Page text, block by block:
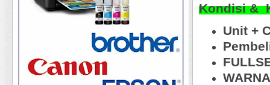
Kondisi &
Unit +